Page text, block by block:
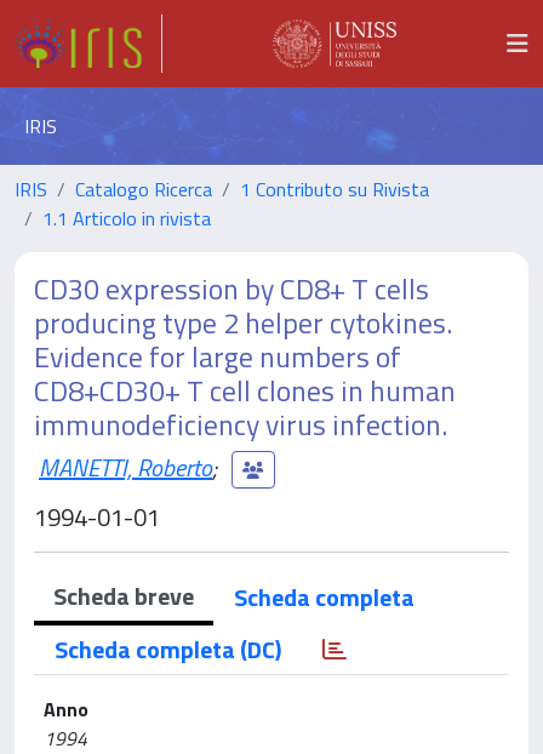
IRIS
IRIS Catalogo Ricerca
1 Contributo su Rivista
1.1 Articolo in rivista
CD30 expression by CD8+ T cells
producing type 2 helper cytokines.
Evidence for large numbers of
CD8+CD30+ T cell clones in human
immunodeficiency virus infection.
MANETTI, Roberto;
1994-01-01
Scheda breve
Scheda completa
Scheda completa (DC)
Anno
1994